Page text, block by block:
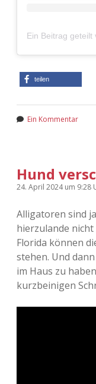
Ein Beitrag geteilt
teilen
Ein Kommentar
Hund
24. April 2024um 9:28
Alligatoren sind
hierzulande
Florida können
stehen. Und
im Haus zu
kurzbeinigen